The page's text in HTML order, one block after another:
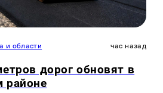
и области час назад
дорог обновят в
районе